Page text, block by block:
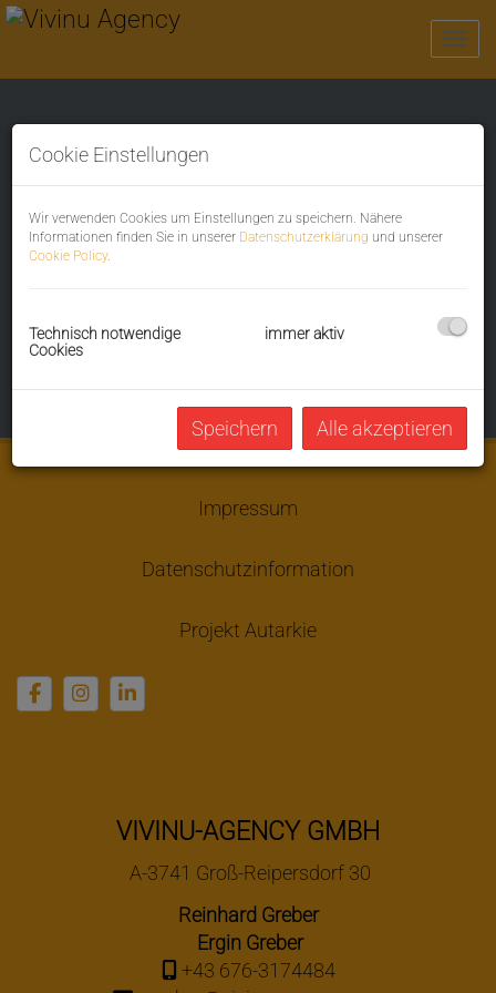
UNSERE
AKTUELLEN
PROJEKTE
Achtung: Projekte sind nur in "BUSINESS PREMIUM"
verfügbar!
Impressum
Datenschutzinformation
Projekt Autarkie
VIVINU-AGENCY GMBH
A-3741 Groß-Reipersdorf 30
Reinhard Greber
Ergin Greber
+43 676-3174484
Cookie Einstellungen
Wir verwenden Cookies um Einstellungen zu speichern. Nähere
Informationen finden Sie in unserer Datenschutzerklärung und unserer
Cookie Policy.
Technisch notwendige
Cookies
immer aktiv
Speichern Alle akzeptieren